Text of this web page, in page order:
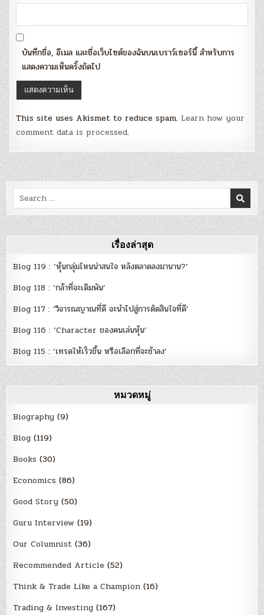
บันทึกชื่อ, อีเมล และชื่อเว็บไซต์ของฉันบนเบราว์เซอร์นี้ สำหรับการ
แสดงความเห็นครั้งถัดไป
This site uses Akismet to reduce spam. Learn how your
comment data is processed.
Search
for:
เรื่องล่าสุด
Blog 119 : ‘หุ้นกลุ่มไหนน่าสนใจ หลังตลาดลงมานาน?’
Blog 118 : ‘กล้าที่จะเดิมพัน’
Blog 117 : ‘วิจารณญาณที่ดี จะนำไปสู่การตัดสินใจที่ดี’
Blog 116 : ‘Character ของคนเล่นหุ้น’
Blog 115 : ‘เทรดให้เร็วขึ้น หรือเลือกที่จะช้าลง’
หมวดหมู่
Biography (9)
Blog (119)
Books (30)
Economics (86)
Good Story (50)
Guru Interview (19)
Our Columnist (36)
Recommended Article (52)
Think & Trade Like a Champion (16)
Trading & Investing (167)